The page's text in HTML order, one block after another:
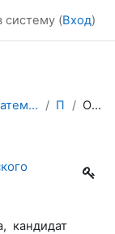
систему (Вход)
Факультет Математики и компьютерных наук ПОПВ Описание
кандидат